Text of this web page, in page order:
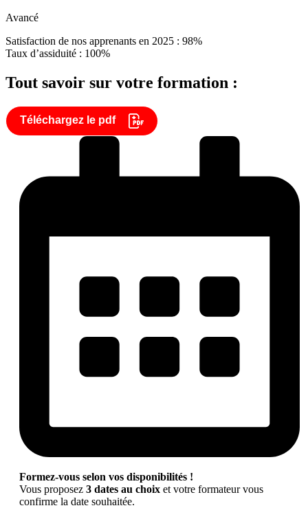
Avancé
Satisfaction de nos apprenants en 2025 : 98%
Taux d’assiduité : 100%
Tout savoir sur votre formation :
Téléchargez le pdf
Formez-vous selon vos disponibilités !
Vous proposez 3 dates au choix et votre formateur vous
confirme la date souhaitée.